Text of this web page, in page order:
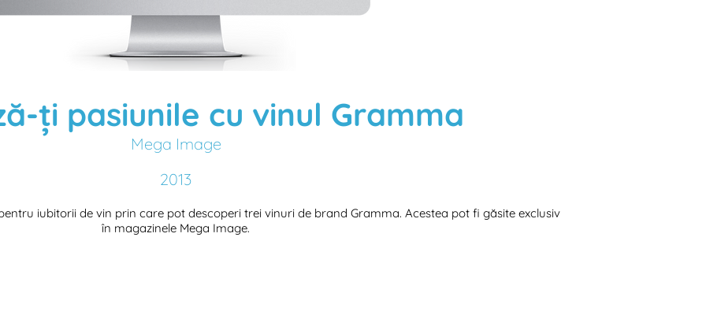
ți pasiunile cu vinul Gramma
Mega Image
2013
iubitorii de vin prin care pot descoperi trei vinuri de brand Gramma. Acestea pot fi găsite exclusiv
în magazinele Mega Image.